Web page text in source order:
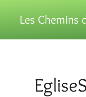
Les Chemins